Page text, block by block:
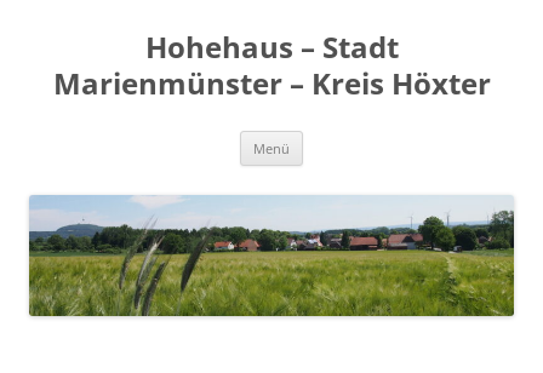
Hohehaus – Stadt
Marienmünster – Kreis Höxter
Menü